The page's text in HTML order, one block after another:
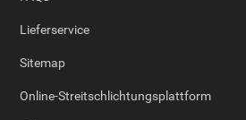
Lieferservice
Sitemap
Online-Streitschlichtungsplattform